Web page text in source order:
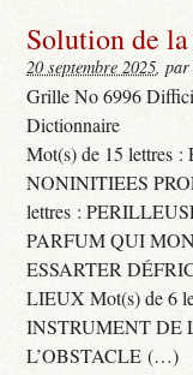
Solution de
20 septembre 2025,
Grille No 6996
Dictionnaire
Mot(s) de 15 lettres
NONINITIEES
lettres :
PARFUM QUI
ESSARTER
LIEUX Mot(s) de 6
INSTRUMENT DE
L’OBSTACLE (…)